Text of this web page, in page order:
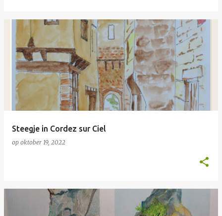
Steegje in Cordez sur Ciel
op oktober 19, 2022